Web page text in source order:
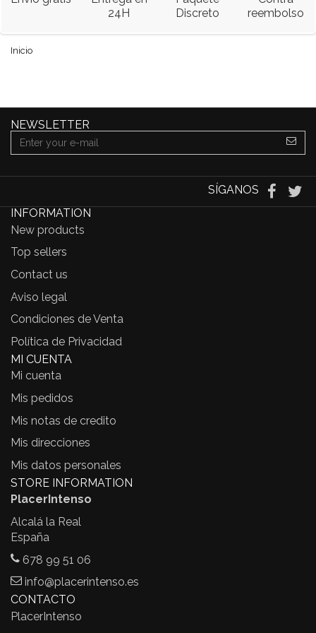
24H
Discreto
reembolso
Inicio
NEWSLETTER
SÍGANOS
INFORMATION
New products
Top sellers
Contact us
Aviso legal
Condiciones de Venta
Política de Privacidad
MI CUENTA
Mi cuenta
Mis pedidos
Mis notas de credito
Mis direcciones
Mis datos personales
STORE INFORMATION
PlacerIntenso
Alcalá la Real
España
678 99 51 06
info@placerintenso.es
CONTACTO
PlacerIntenso